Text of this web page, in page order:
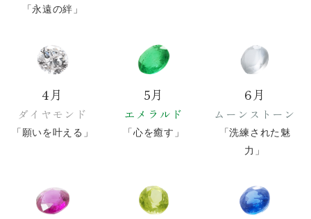
「永遠の絆」
4月
ダイヤモンド
「願いを叶える」
5月
エメラルド
「心を癒す」
6月
ムーンストーン
「洗練された魅
力」